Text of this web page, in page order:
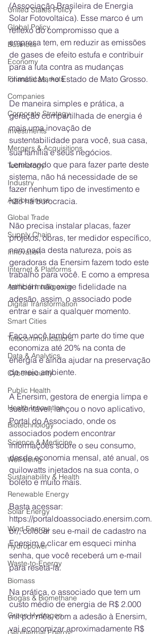
United States Policy
Global Policy
Business
Economy
Financial Markets
Companies
Corporate Strategy
Investments
Mergers & Acquisitions
Technology
Industry
Agribusiness
Global Trade
Supply Chain
Innovation
Internet & Platforms
Artificial Intelligence
Digital Transformation
Smart Cities
Telecommunications
Data & Analytics
Cybersecurity
Public Health
Health Innovation
Biotechnology
Science & Medicine
Well-being
Sustainability & Health
Renewable Energy
Solar Energy
Wind Energy
Hydropower
Waste-to-Energy
Biomass
Biogas & Biomethane
Green Hydrogen
(Associação Brasileira de Energia
Solar Fotovoltaica). Esse marco é um
reflexo do compromisso que a
empresa tem, em reduzir as emissões
de gases de efeito estufa e contribuir
para a luta contra as mudanças
climáticas, no Estado de Mato Grosso.
De maneira simples e prática, a
geração compartilhada de energia é
mais uma inovação de
sustentabilidade para você, sua casa,
sua família e seus negócios.
Lembrando que para fazer parte deste
sistema, não há necessidade de se
fazer nenhum tipo de investimento e
não há burocracia.
Não precisa instalar placas, fazer
projetos, obras, ter medidor específico,
nem nada desta natureza, pois as
geradoras da Enersim fazem todo este
trabalho para você. E como a empresa
também não exige fidelidade na
adesão, assim, o associado pode
entrar e sair a qualquer momento.
Faça você também parte do time que
economiza até 20% na conta de
energia e ainda ajudar na preservação
do meio ambiente.
A Enersim, gestora de energia limpa e
sustentável, lançou o novo aplicativo,
Portal do Associado, onde os
associados podem encontrar
informações sobre o seu consumo,
desde economia mensal, até anual, os
quilowatts injetados na sua conta, o
boleto e muito mais.
Basta acessar:
https://portaldoassociado.enersim.com.
br/, colocar seu e-mail de cadastro na
Enersim e clicar em esqueci minha
senha, que você receberá um e-mail
para reseta-lá.
Na prática, o associado que tem um
custo médio de energia de R$ 2.000
mil por mês, com a adesão à Enersim,
vai economizar aproximadamente R$